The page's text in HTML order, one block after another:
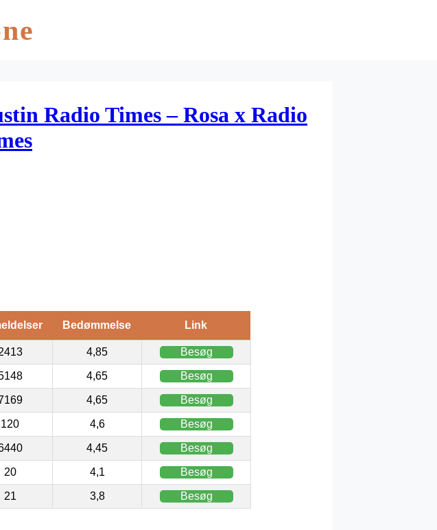
Radio Times – Rosa x Radio
Bedømmelse Link
4,85 Besøg
4,65 Besøg
4,65 Besøg
120 4,6 Besøg
4,45 Besøg
20 4,1 Besøg
21 3,8 Besøg